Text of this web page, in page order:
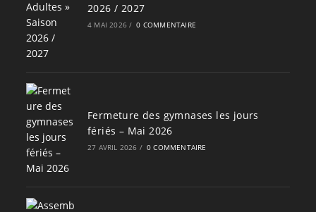
2026 / 2027
4 MAI 2026 / 0 COMMENTAIRE
Fermeture des gymnases les jours
fériés – Mai 2026
27 AVRIL 2026 / 0 COMMENTAIRE